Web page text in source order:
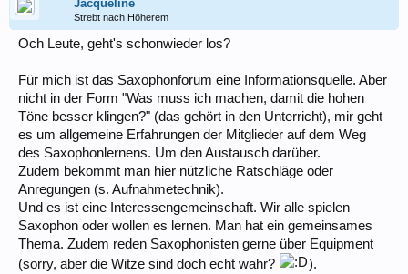
Jacqueline
Strebt nach Höherem
Och Leute, geht's schonwieder los?
Für mich ist das Saxophonforum eine Informationsquelle. Aber
nicht in der Form "Was muss ich machen, damit die hohen
Töne besser klingen?" (das gehört in den Unterricht), mir geht
es um allgemeine Erfahrungen der Mitglieder auf dem Weg
des Saxophonlernens. Um den Austausch darüber.
Zudem bekommt man hier nützliche Ratschläge oder
Anregungen (s. Aufnahmetechnik).
Und es ist eine Interessengemeinschaft. Wir alle spielen
Saxophon oder wollen es lernen. Man hat ein gemeinsames
Thema. Zudem reden Saxophonisten gerne über Equipment
(sorry, aber die Witze sind doch echt wahr?
).